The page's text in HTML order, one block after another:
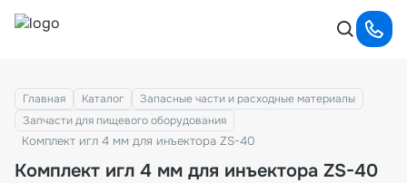
Главная Каталог
Запасные части и расходные материалы
Запчасти для пищевого оборудования
Комплект игл 4 мм для инъектора ZS-40
Комплект игл 4 мм для инъектора ZS-40